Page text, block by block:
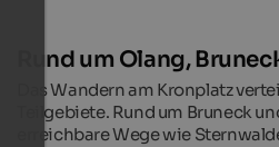
Rund um Olang,
Das Wandern am Kronplatz
Teilgebiete. Rund um Bruneck
erreichbare Wege wie